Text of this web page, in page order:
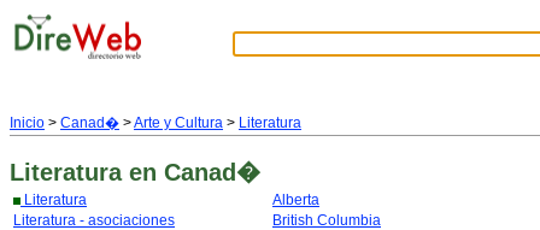
Inicio > Canad� >Arte y Cultura > Literatura
Literatura en Canad�
Literatura
Literatura - asociaciones
Alberta
British Columbia